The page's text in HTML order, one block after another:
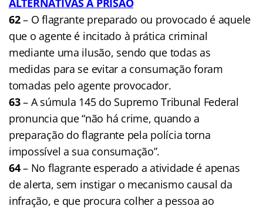
ALTERNATIVAS Á PRISÃO
62– O flagrante preparado ou provocado é aquele
que o agente é incitado à prática criminal
mediante uma ilusão, sendo que todas as
medidas para se evitar a consumação foram
tomadas pelo agente provocador.
63– A súmula 145 do Supremo Tribunal Federal
pronuncia que “não há crime, quando a
preparação do flagrante pela polícia torna
impossível a sua consumação”.
64– No flagrante esperado a atividade é apenas
de alerta, sem instigar o mecanismo causal da
infração, e que procura colher a pessoa ao